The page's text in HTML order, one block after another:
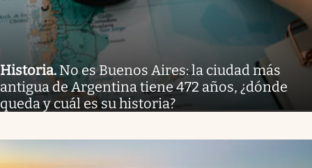
Historia. No es Buenos Aires: la ciudad más
antigua de Argentina tiene 472 años, ¿dónde
queda y cuál es su historia?